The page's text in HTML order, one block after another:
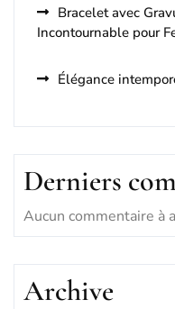
Bracelet avec
Incontournable pour
Élégance
Derniers
Aucun commentaire à
Archive